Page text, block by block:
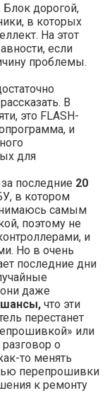
Блок дорогой,
в которых
На этот
если
проблемы.
В
это FLASH-
и
для
последние 20
в котором
самым
поэтому не
и
Но в очень
последние дни
даже
шансы, что эти
перестанет
или
о
то менять
перепрошивки
к ремонту